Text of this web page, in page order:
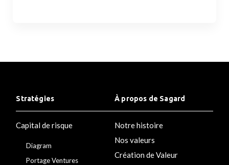
Stratégies
Capital de risque
Diagram
Portage Ventures
À propos de Sagard
Notre histoire
Nos valeurs
Création de Valeur